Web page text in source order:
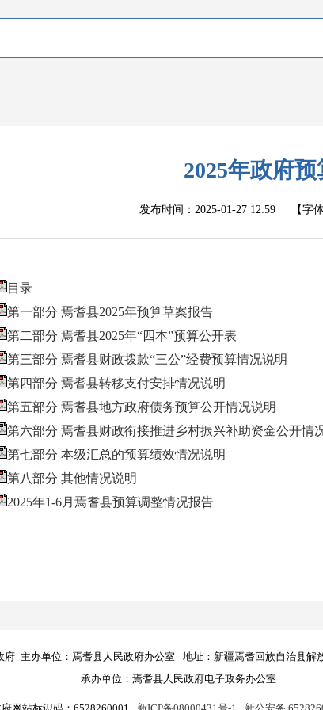
2025年政府
发布时间： 2025-01-27 12:59【字体
目录
第一部分 焉耆县2025年预算草案报告
第二部分 焉耆县2025年“四本”预算公开表
第三部分 焉耆县财政拨款“三公”经费预算情况说明
第四部分 焉耆县转移支付安排情况说明
第五部分 焉耆县地方政府债务预算公开情况说明
第六部分 焉耆县财政衔接推进乡村振兴补助资金公开情
第七部分 本级汇总的预算绩效情况说明
第八部分 其他情况说明
2025年1-6月焉耆县预算调整情况报告
府 主办单位：焉耆县人民政府办公室 地址：新疆焉耆回族自治县解
承办单位：焉耆县人民政府电子政务办公室